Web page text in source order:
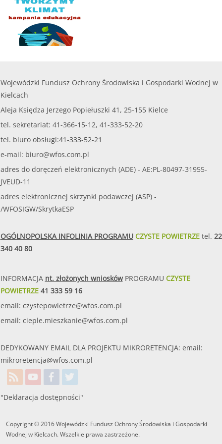
Wojewódzki Fundusz Ochrony Środowiska i Gospodarki Wodnej w
Kielcach
Aleja Księdza Jerzego Popiełuszki 41, 25-155 Kielce
tel. sekretariat: 41-366-15-12, 41-333-52-20
tel. biuro obsługi:41-333-52-21
e-mail: biuro@wfos.com.pl
adres do doręczeń elektronicznych (ADE) - AE:PL-80497-31955-
JVEUD-11
adres elektronicznej skrzynki podawczej (ASP) -
/WFOSIGW/SkrytkaESP
OGÓLNOPOLSKA INFOLINIA PROGRAMUCZYSTE POWIETRZEtel. 22
340 40 80
INFORMACJA nt. złożonych wnioskówPROGRAMU CZYSTE
POWIETRZE41 333 59 16
email: czystepowietrze@wfos.com.pl
email: cieple.mieszkanie@wfos.com.pl
DEDYKOWANY EMAIL DLA PROJEKTU MIKRORETENCJA: email:
mikroretencja@wfos.com.pl
"Deklaracja dostępności"
Copyright © 2016 Wojewódzki Fundusz Ochrony Środowiska i Gospodarki
Wodnej w Kielcach. Wszelkie prawa zastrzeżone.